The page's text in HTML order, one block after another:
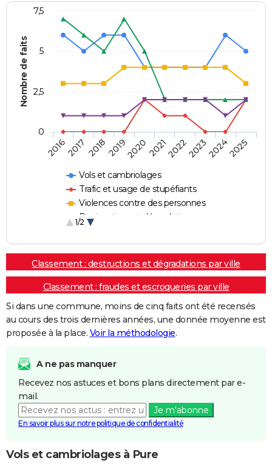
Nombre de faits
Vols et cambriolages
Trafic et usage de stupéfiants
Violences contre des personnes
Destructions et dégradations
1/2
20162017 20182019202020212022202320242025
0
2,5
5
7,5
Classement : destructions et dégradations par ville
Classement : fraudes et escroqueries par ville
Si dans une commune, moins de cinq faits ont été recensés
au cours des trois dernières années, une donnée moyenne est
proposée à la place. Voir la méthodologie.
A ne pas manquer
Recevez nos astuces et bons plans directement par e-
mail.
Je m'abonne
En savoir plus sur notre politique de confidentialité
Vols et cambriolages à Pure